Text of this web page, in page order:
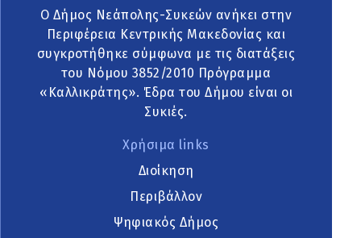
Ο Δήμος Νεάπολης-Συκεών ανήκει στην
Περιφέρεια Κεντρικής Μακεδονίας και
συγκροτήθηκε σύμφωνα με τις διατάξεις
του Νόμου 3852/2010 Πρόγραμμα
«Καλλικράτης». Έδρα του Δήμου είναι οι
Συκιές.
Χρήσιμα links
Διοίκηση
Περιβάλλον
Ψηφιακός Δήμος